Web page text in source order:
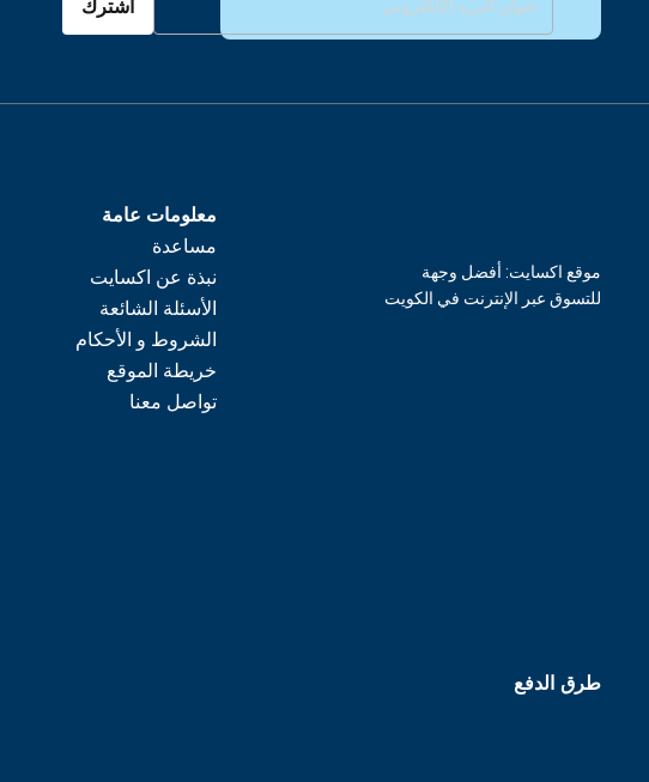
اشترك
معلومات عامة
مساعدة
نبذة عن اكسايت
الأسئلة الشائعة
الشروط و الأحكام
خريطة الموقع
تواصل معنا
موقع اكسايت: أفضل وجهة
للتسوق عبر الإنترنت في الكويت
طرق الدفع